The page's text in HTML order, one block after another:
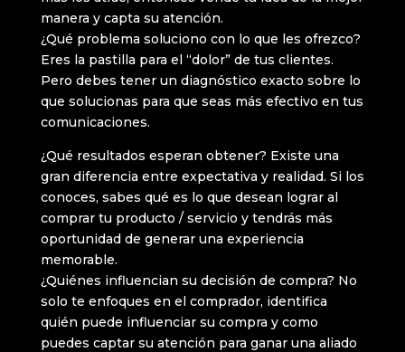
manera y capta su atención.
¿Qué problema soluciono con lo que les ofrezco?
Eres la pastilla para el “dolor” de tus clientes.
Pero debes tener un diagnóstico exacto sobre lo
que solucionas para que seas más efectivo en tus
comunicaciones.
¿Qué resultados esperan obtener? Existe una
gran diferencia entre expectativa y realidad. Si los
conoces, sabes qué es lo que desean lograr al
comprar tu producto / servicio y tendrás más
oportunidad de generar una experiencia
memorable.
¿Quiénes influencian su decisión de compra? No
solo te enfoques en el comprador, identifica
quién puede influenciar su compra y como
puedes captar su atención para ganar una aliado